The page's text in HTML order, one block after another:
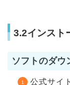
3.2インスト
ソフトのダウ
公式サイ